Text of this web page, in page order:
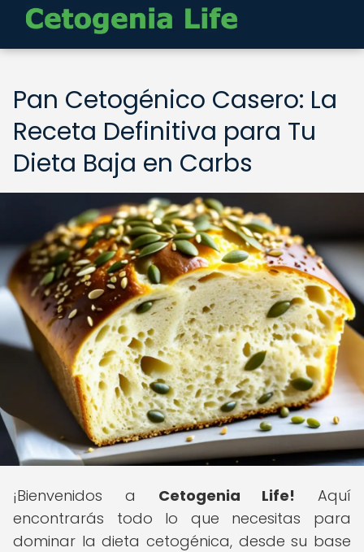
Pan Cetogénico Casero: La
Receta Definitiva para Tu
Dieta Baja en Carbs
¡Bienvenidos a Cetogenia Life! Aquí
encontrarás todo lo que necesitas para
dominar la dieta cetogénica, desde su base